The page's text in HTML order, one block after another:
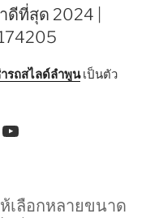
ดีที่สุด 2024 |
ารถสไลด์ลำพูน เป็นตัว
YouTube
เลือกหลายขนาด